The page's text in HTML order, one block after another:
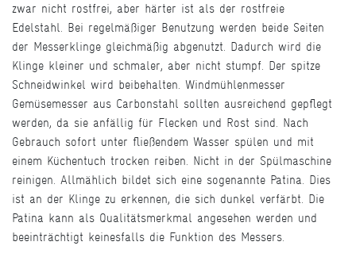
zwar nicht rostfrei, aber härter ist als der rostfreie
Edelstahl. Bei regelmäßiger Benutzung werden beide Seiten
der Messerklinge gleichmäßig abgenutzt. Dadurch wird die
Klinge kleiner und schmaler, aber nicht stumpf. Der spitze
Schneidwinkel wird beibehalten. Windmühlenmesser
Gemüsemesser aus Carbonstahl sollten ausreichend gepflegt
werden, da sie anfällig für Flecken und Rost sind. Nach
Gebrauch sofort unter fließendem Wasser spülen und mit
einem Küchentuch trocken reiben. Nicht in der Spülmaschine
reinigen. Allmählich bildet sich eine sogenannte Patina. Dies
ist an der Klinge zu erkennen, die sich dunkel verfärbt. Die
Patina kann als Qualitätsmerkmal angesehen werden und
beeinträchtigt keinesfalls die Funktion des Messers.